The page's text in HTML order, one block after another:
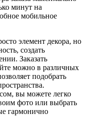
минут на
мобильное
элемент декора, но
создать
Заказать
можно в различных
подобрать
вы можете легко
фото или выбрать
гармонично